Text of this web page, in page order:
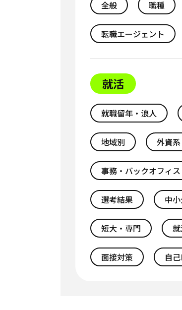
全般 職種
転職エージェント
就活
就職留年・浪人
地域別 外資系
事務・バックオフィス
選考結果 中
短大・専門
面接対策 自